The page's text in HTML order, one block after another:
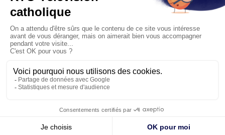
La visite pastorale du pape Léon
XIV à Assise à suivre sur KTO le
jeudi 6 août
Le pape en Uruguay, Argentine et
Pérou du 6 au 17 novembre 2026
© KTO 2026 — Mentions légales